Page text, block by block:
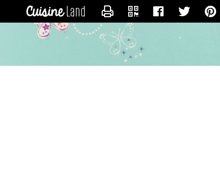
CONTACTER ISABELLE